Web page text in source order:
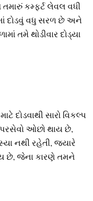
કમ્ફર્ટ લેવલ વધી
દોડવું વધુ સરળ છે અને
તમે થોડીવાર દોડ્યા
દોડવાથી સારો વિકલ્પ
ઓછો થાય છે,
નથી રહેતી, જ્યારે
છે, જેના કારણે તમને